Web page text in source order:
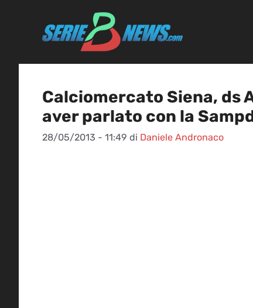
Calciomercato Siena, ds
aver parlato con la
28/05/2013 - 11:49 di Daniele Andronaco